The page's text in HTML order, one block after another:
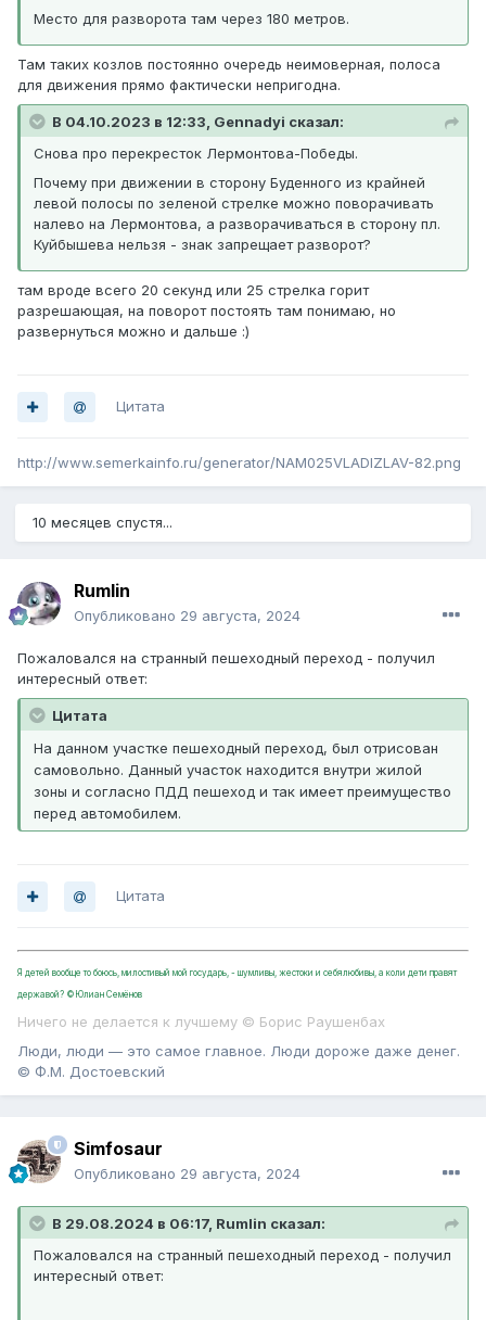
Место для разворота там через 180 метров.
Там таких козлов постоянно очередь неимоверная, полоса
для движения прямо фактически непригодна.
В 04.10.2023 в 12:33, Gennadyi сказал:
Снова про перекресток Лермонтова-Победы.
Почему при движении в сторону Буденного из крайней
левой полосы по зеленой стрелке можно поворачивать
налево на Лермонтова, а разворачиваться в сторону пл.
Куйбышева нельзя - знак запрещает разворот?
там вроде всего 20 секунд или 25 стрелка горит
разрешающая, на поворот постоять там понимаю, но
развернуться можно и дальше :)
Цитата
http://www.semerkainfo.ru/generator/NAM025VLADIZLAV-82.png
10 месяцев спустя...
Rumlin
Опубликовано 29 августа, 2024
Пожаловался на странный пешеходный переход - получил
интересный ответ:
Цитата
На данном участке пешеходный переход, был отрисован
самовольно. Данный участок находится внутри жилой
зоны и согласно ПДД пешеход и так имеет преимущество
перед автомобилем.
Цитата
Я детей вообще то боюсь, милостивый мой государь, - шумливы, жестоки и себялюбивы, а коли дети правят
державой? ©Юлиан Семёнов
Ничего не делается к лучшему © Борис Раушенбах
Люди, люди — это самое главное. Люди дороже даже денег.
© Ф.М. Достоевский
Simfosaur
Опубликовано 29 августа, 2024
В 29.08.2024 в 06:17, Rumlin сказал:
Пожаловался на странный пешеходный переход - получил
интересный ответ: